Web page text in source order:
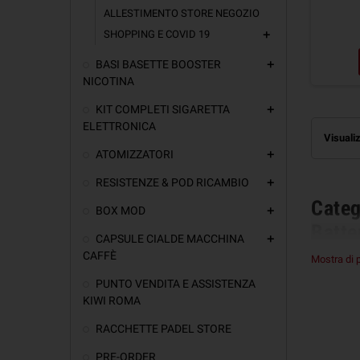
ALLESTIMENTO STORE NEGOZIO
SHOPPING E COVID 19
add
BASI BASETTE BOOSTER
NICOTINA
add
KIT COMPLETI SIGARETTA
ELETTRONICA
add
ATOMIZZATORI add
RESISTENZE & POD RICAMBIO add
BOX MOD add
CAPSULE CIALDE MACCHINA
CAFFÈ
add
PUNTO VENDITA E ASSISTENZA
KIWI ROMA
RACCHETTE PADEL STORE
PRE-ORDER
Mostra di